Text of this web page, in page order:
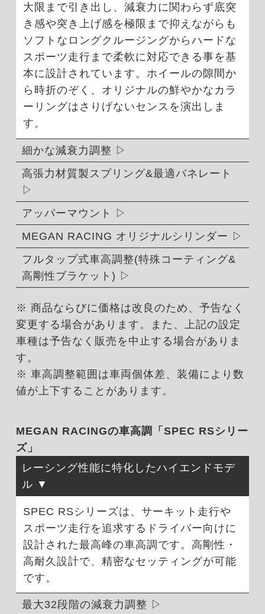
大限まで引き出し、減衰力に関わらず底突
き感や突き上げ感を極限まで抑えながらも
ソフトなロングクルージングからハードな
スポーツ走行まで柔軟に対応できる事を基
本に設計されています。ホイールの隙間か
ら時折のぞく、オリジナルの鮮やかなカラ
ーリングはさりげないセンスを演出しま
す。
細かな減衰力調整
高張力材質製スプリング&最適バネレート
アッパーマウント
MEGAN RACING オリジナルシリンダー
フルタップ式車高調整(特殊コーティング&
高剛性ブラケット)
※ 商品ならびに価格は改良のため、予告なく
変更する場合があります。また、上記の設定
車種は予告なく販売を中止する場合がありま
す。
※ 車高調整範囲は車両個体差、装備により数
値が上下することがあります。
MEGAN RACINGの車高調「SPEC RSシリー
ズ」
レーシング性能に特化したハイエンドモデ
ル
SPEC RSシリーズは、サーキット走行や
スポーツ走行を追求するドライバー向けに
設計された最高峰の車高調です。高剛性・
高耐久設計で、精密なセッティングが可能
です。
最大32段階の減衰力調整